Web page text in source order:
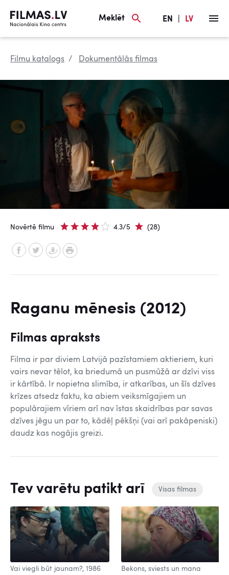
Meklēt EN LV
Filmu katalogs Dokumentālās filmas
Novērtē filmu 4.3/5 (28)
Raganu mēnesis (2012)
Filmas apraksts
Filma ir par diviem Latvijā pazīstamiem aktieriem, kuri
vairs nevar tēlot, ka briedumā un pusmūžā ar dzīvi viss
ir kārtībā. Ir nopietna slimība, ir atkarības, un šīs dzīves
krīzes atsedz faktu, ka abiem veiksmīgajiem un
populārajiem vīriem arī nav īstas skaidrības par savas
dzīves jēgu un par to, kādēļ pēkšņi (vai arī pakāpeniski)
daudz kas nogājis greizi.
Tev varētu patikt arī Visas filmas
Vai viegli būt jaunam?, 1986
Bekons, sviests un mana